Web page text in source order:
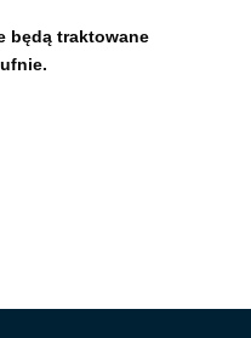
będą traktowane